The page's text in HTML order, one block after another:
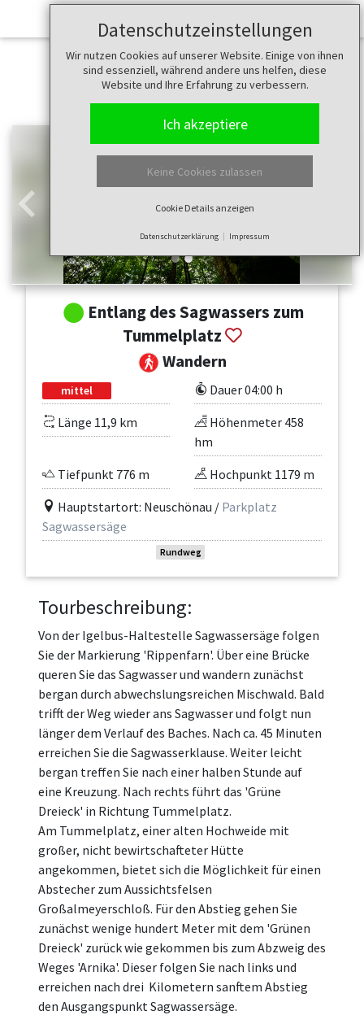
Datenschutzeinstellungen
Wir nutzen Cookies auf unserer Website. Einige von ihnen
sind essenziell, während andere uns helfen, diese
Website und Ihre Erfahrung zu verbessern.
Ich akzeptiere
Keine Cookies zulassen
Cookie Details anzeigen
Datenschutzerklärung Impressum
Zurück
Entlang des Sagwassers zum
Tummelplatz
Wandern
mittel
Dauer 04:00 h
Länge 11,9 km
Höhenmeter 458
hm
Tiefpunkt 776 m
Hochpunkt 1179 m
Hauptstartort: Neuschönau / Parkplatz
Sagwassersäge
Rundweg
Tourbeschreibung:
Von der Igelbus-Haltestelle Sagwassersäge folgen
Sie der Markierung 'Rippenfarn'. Über eine Brücke
queren Sie das Sagwasser und wandern zunächst
bergan durch abwechslungsreichen Mischwald. Bald
trifft der Weg wieder ans Sagwasser und folgt nun
länger dem Verlauf des Baches. Nach ca. 45 Minuten
erreichen Sie die Sagwasserklause. Weiter leicht
bergan treffen Sie nach einer halben Stunde auf
eine Kreuzung. Nach rechts führt das 'Grüne
Dreieck' in Richtung Tummelplatz.
Am Tummelplatz, einer alten Hochweide mit
großer, nicht bewirtschafteter Hütte
angekommen, bietet sich die Möglichkeit für einen
Abstecher zum Aussichtsfelsen
Großalmeyerschloß. Für den Abstieg gehen Sie
zunächst wenige hundert Meter mit dem 'Grünen
Dreieck' zurück wie gekommen bis zum Abzweig des
Weges 'Arnika'. Dieser folgen Sie nach links und
erreichen nach drei Kilometern sanftem Abstieg
den Ausgangspunkt Sagwassersäge.